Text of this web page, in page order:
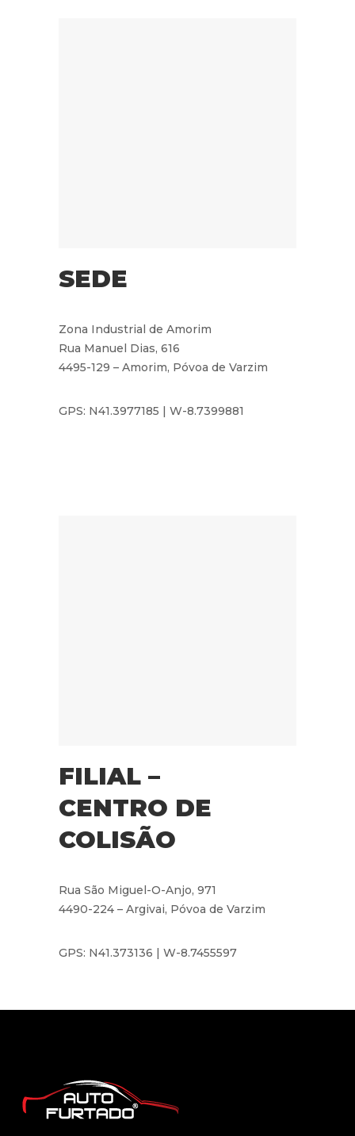
SEDE
Zona Industrial de Amorim
Rua Manuel Dias, 616
4495-129 – Amorim, Póvoa de Varzim
GPS: N41.3977185 | W-8.7399881
FILIAL –
CENTRO DE
COLISÃO
Rua São Miguel-O-Anjo, 971
4490-224 – Argivai, Póvoa de Varzim
GPS: N41.373136 | W-8.7455597